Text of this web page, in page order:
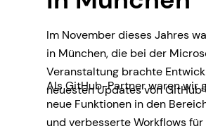
Im November dieses Jahres
in München, die bei der
Veranstaltung brachte
neuesten Updates von
Als GitHub-Partner waren wir
neue Funktionen in den
und verbesserte Workflows